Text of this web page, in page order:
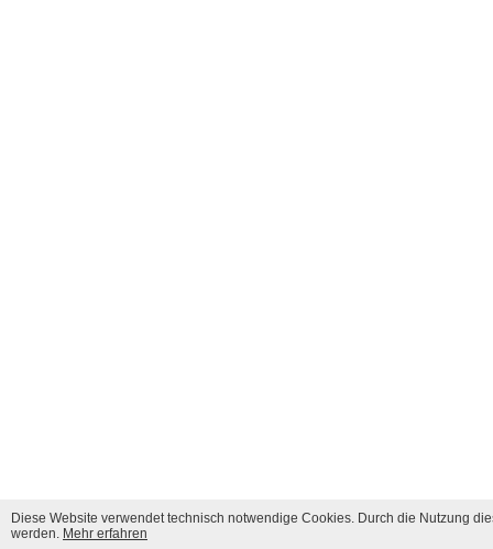
Diese Website verwendet technisch notwendige Cookies. Durch die Nutzung
werden. Mehr erfahren